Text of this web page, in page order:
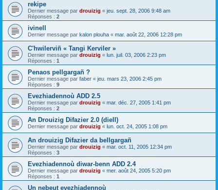
rekipe
Dernier message par drouizig « jeu. sept. 28, 2006 9:48 am
Réponses : 2
ivinell
Dernier message par kalon plouha « mar. août 22, 2006 12:28 pm
C'hwilerviñ « Tangi Kerviler »
Dernier message par drouizig « lun. juil. 03, 2006 2:23 pm
Réponses : 1
Penaos pellgargañ ?
Dernier message par faber « jeu. mars 23, 2006 2:45 pm
Réponses : 9
Evezhiadennoù ADD 2.5
Dernier message par drouizig « mar. déc. 27, 2005 1:41 pm
Réponses : 2
An Drouizig Difazier 2.0 (diell)
Dernier message par drouizig « lun. oct. 24, 2005 1:08 pm
An drouizig Difazier da bellgargañ
Dernier message par drouizig « mar. oct. 11, 2005 12:34 pm
Réponses : 3
Evezhiadennoù diwar-benn ADD 2.4
Dernier message par drouizig « mer. août 24, 2005 5:20 pm
Réponses : 1
Un nebeut evezhiadennoù